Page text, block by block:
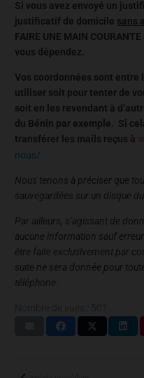
Si vous avez envoyé un
justificatif de domicile sans
FAIRE UNE MAIN
vous dépendez.
Vos coordonnées sont entre
utiliser soit pour tenter de
soit en les revendant à
du Bénin par exemple. Si
transférer les mails reçus à
nous/
Nous tenons à préciser que
sauvegardées sur un disque
Par ailleurs, s’agissant de
aucune information sauf
être faite exclusivement par
suite ne sera donnée pour
téléphone.